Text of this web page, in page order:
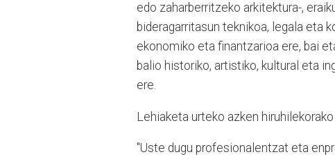
edo zaharberritzeko arkitektura-,
bideragarritasun teknikoa, legala eta
ekonomiko eta finantzarioa ere, bai
balio historiko, artistiko, kultural eta
ere.
Lehiaketa urteko azken
"Uste dugu profesionalentzat eta